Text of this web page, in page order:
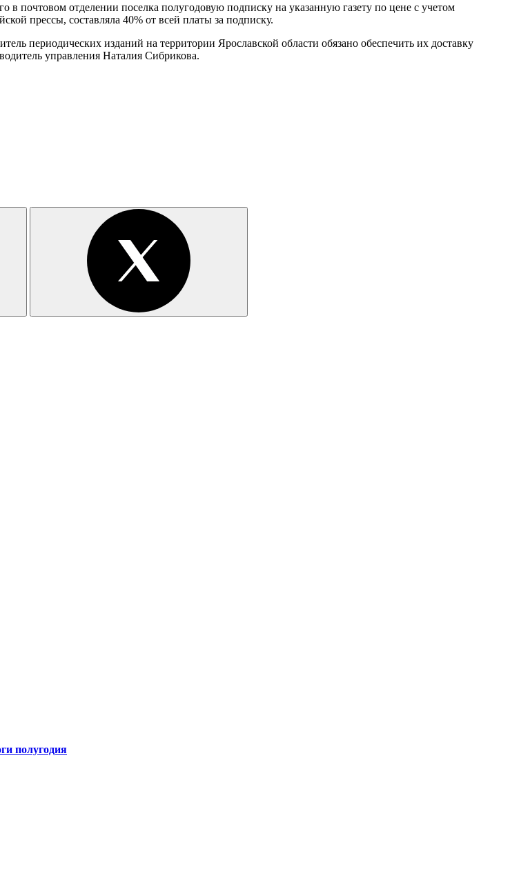
почтовом отделении поселка полугодовую подписку на указанную газету по цене с учетом
прессы, составляла 40% от всей платы за подписку.
периодических изданий на территории Ярославской области обязано обеспечить их доставку
управления Наталия Сибрикова.
полугодия